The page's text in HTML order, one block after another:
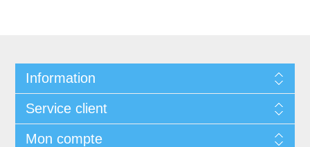
Information
Service client
Mon compte